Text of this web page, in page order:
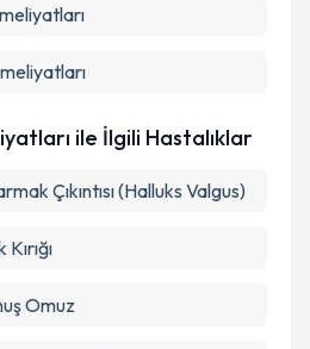
ile İlgili Hastalıklar
Çıkıntısı (Halluks Valgus)
Omuz